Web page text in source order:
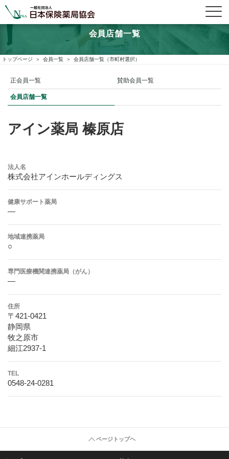
会員店舗一覧
トップページ 会員一覧 会員店舗一覧（市町村選択）
正会員一覧 賛助会員一覧
会員店舗一覧
アイン薬局 榛原店
法人名
株式会社アインホールディングス
健康サポート薬局
―
地域連携薬局
○
専門医療機関連携薬局（がん）
―
住所
〒421-0421
静岡県
牧之原市
細江2937-1
TEL
0548-24-0281
ページトップヘ